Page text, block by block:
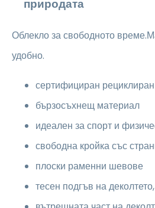
природата
Облекло за свободното
удобно.
сертифициран
бързосъхнещ материал
идеален за спорт и
свободна кройка със
плоски раменни шевове
тесен подгъв на